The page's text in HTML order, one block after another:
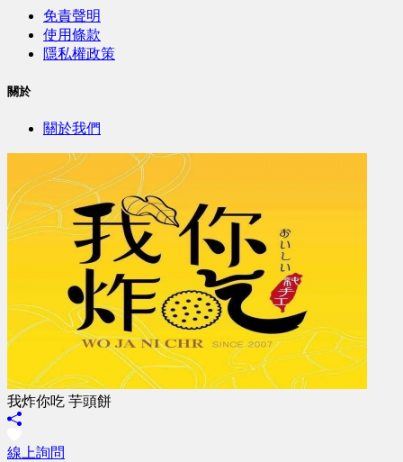
免責聲明
使用條款
隱私權政策
關於
關於我們
我炸你吃 芋頭餅
線上詢問